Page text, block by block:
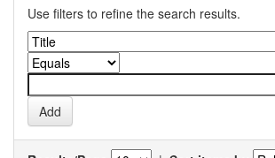
Use filters to refine the search results.